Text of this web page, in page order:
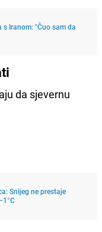
Iranom: "Čuo sam da
da sjevernu
Snijeg ne prestaje